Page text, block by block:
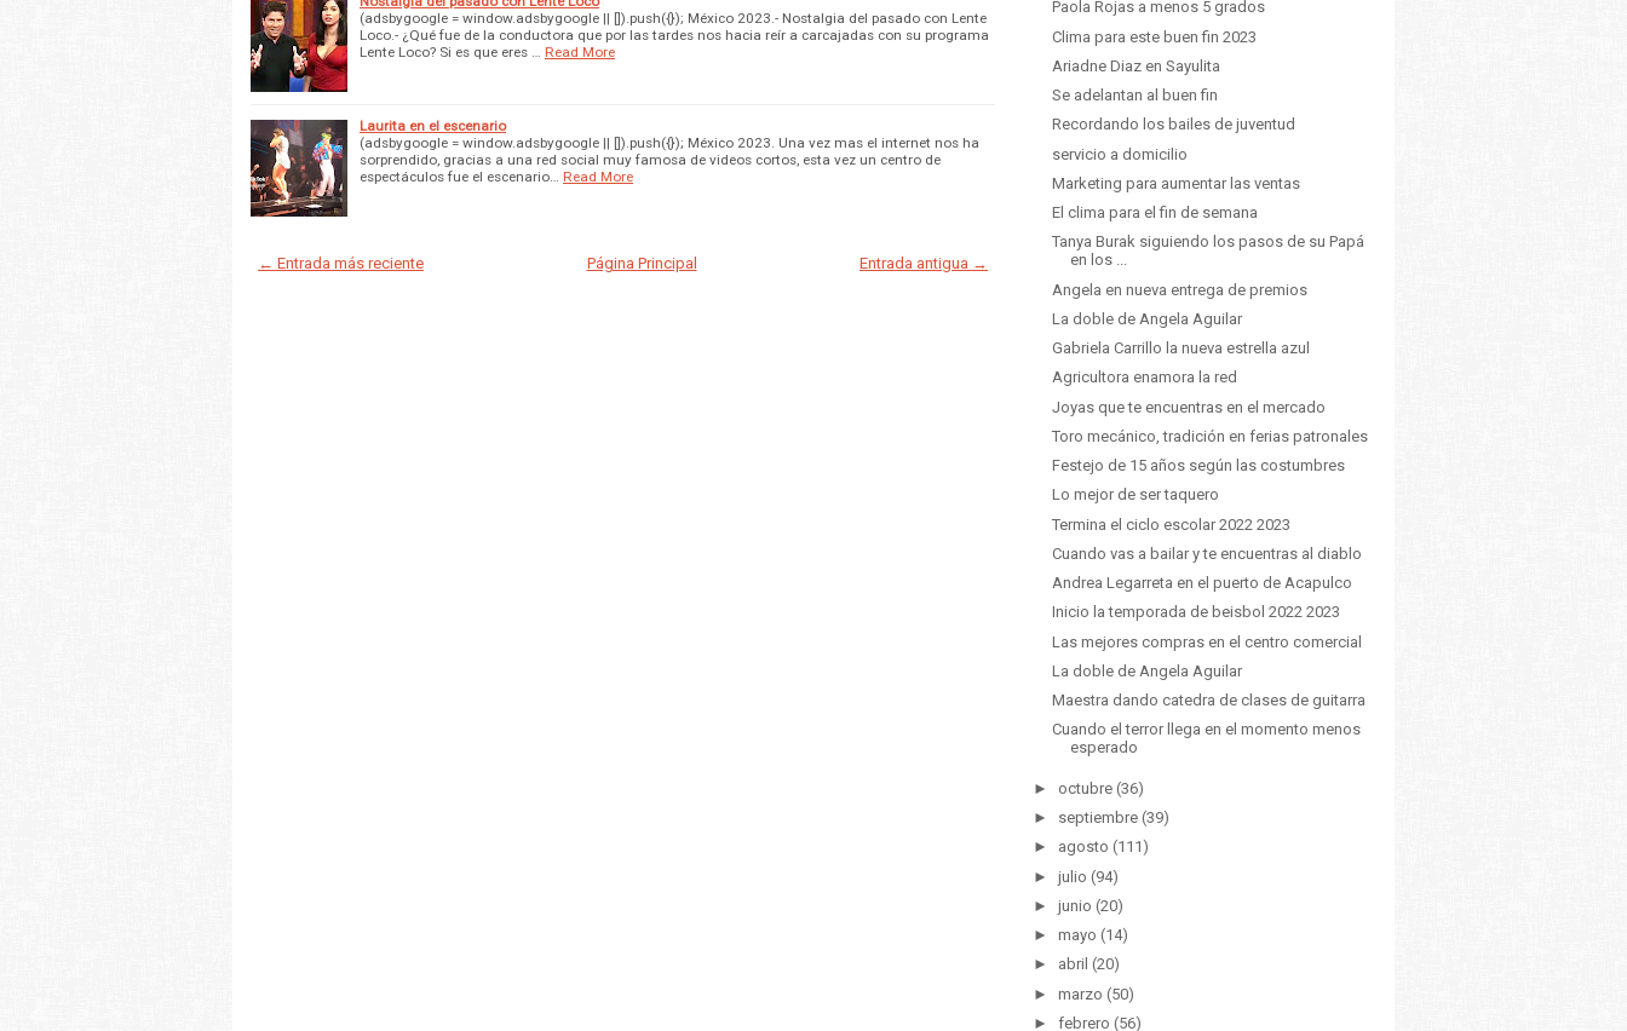
(adsbygoogle = window.adsbygoogle || []).push({}); México 2023.- Nostalgia del pasado con Lente
Loco.- ¿Qué fue de la conductora que por las tardes nos hacia reír a carcajadas con su programa
Lente Loco? Si es que eres …
Read More
Laurita en el escenario
(adsbygoogle = window.adsbygoogle || []).push({}); México 2023. Una vez mas el internet nos ha
sorprendido, gracias a una red social muy famosa de videos cortos, esta vez un centro de
espectáculos fue el escenario…
Read More
← Entrada más reciente Entrada antigua →
Página Principal
Paola Rojas a menos 5 grados
Clima para este buen fin 2023
Ariadne Diaz en Sayulita
Se adelantan al buen fin
Recordando los bailes de juventud
servicio a domicilio
Marketing para aumentar las ventas
El clima para el fin de semana
Tanya Burak siguiendo los pasos de su Papá
en los ...
Angela en nueva entrega de premios
La doble de Angela Aguilar
Gabriela Carrillo la nueva estrella azul
Agricultora enamora la red
Joyas que te encuentras en el mercado
Toro mecánico, tradición en ferias patronales
Festejo de 15 años según las costumbres
Lo mejor de ser taquero
Termina el ciclo escolar 2022 2023
Cuando vas a bailar y te encuentras al diablo
Andrea Legarreta en el puerto de Acapulco
Inicio la temporada de beisbol 2022 2023
Las mejores compras en el centro comercial
La doble de Angela Aguilar
Maestra dando catedra de clases de guitarra
Cuando el terror llega en el momento menos
esperado
► octubre (36)
► septiembre (39)
► agosto (111)
► julio (94)
► junio (20)
► mayo (14)
► abril (20)
► marzo (50)
► febrero (56)